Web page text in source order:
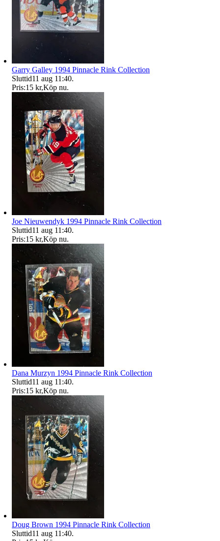
Garry Galley 1994 Pinnacle Rink Collection
Sluttid11 aug 11:40.
Pris:15 kr,Köp nu.
Joe Nieuwendyk 1994 Pinnacle Rink Collection
Sluttid11 aug 11:40.
Pris:15 kr,Köp nu.
Dana Murzyn 1994 Pinnacle Rink Collection
Sluttid11 aug 11:40.
Pris:15 kr,Köp nu.
Doug Brown 1994 Pinnacle Rink Collection
Sluttid11 aug 11:40.